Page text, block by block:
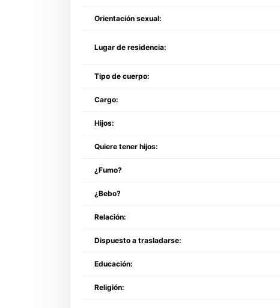
Orientación sexual:
Lugar de residencia:
Tipo de cuerpo:
Cargo:
Hijos:
Quiere tener hijos:
¿Fumo?
¿Bebo?
Relación:
Dispuesto a trasladarse:
Educación:
Religión: